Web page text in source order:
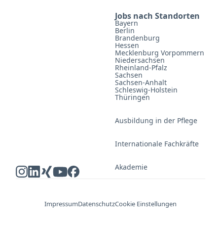
Jobs nach Standorten
Bayern
Berlin
Brandenburg
Hessen
Mecklenburg Vorpommern
Niedersachsen
Rheinland-Pfalz
Sachsen
Sachsen-Anhalt
Schleswig-Holstein
Thüringen
Ausbildung in der Pflege
Internationale Fachkräfte
Akademie
ImpressumDatenschutzCookie Einstellungen